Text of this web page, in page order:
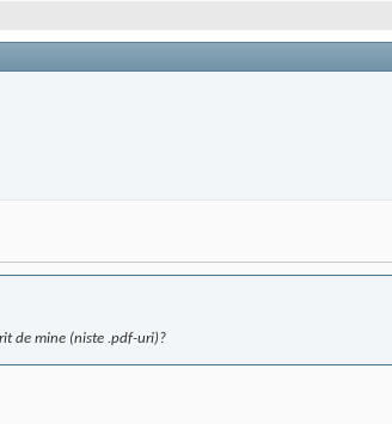
de mine (niste .pdf-uri)?